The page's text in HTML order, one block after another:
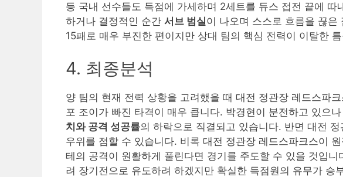
등 국내 선수들도 득점에 가세하며 2세트를 듀스 접전 끝에
하거나 결정적인 순간 서브 범실이 나오며 스스로 흐름을 끊
15패로 매우 부진한 편이지만 상대 팀의 핵심 전력이 이탈한
4. 최종분석
양 팀의 현재 전력 상황을 고려했을 때 대전 정관장 레드스파
포 조이가 빠진 타격이 매우 큽니다. 박경현이 분전하고 있으
치와 공격 성공률의 하락으로 직결되고 있습니다. 반면 대전
우위를 점할 수 있습니다. 비록 대전 정관장 레드스파크스이
테의 공격이 원활하게 풀린다면 경기를 주도할 수 있을 것입
려 장기전으로 유도하려 하겠지만 확실한 득점원의 유무가 승